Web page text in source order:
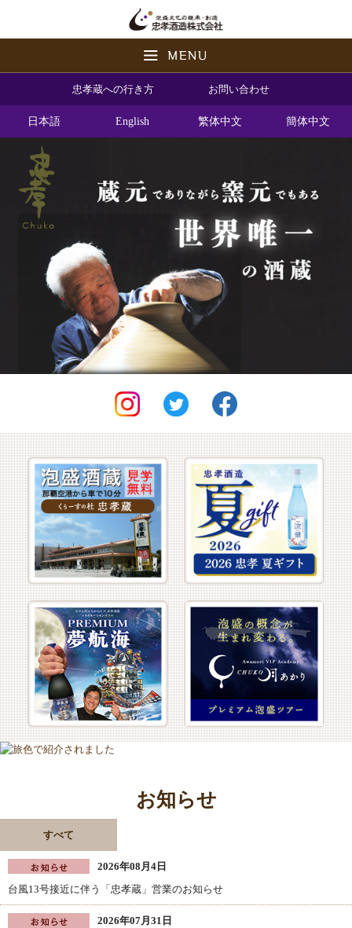
忠孝蔵への行き方 お問い合わせ
日本語 English 繁体中文 簡体中文
お知らせ
すべて
2026年08月4日
台風13号接近に伴う「忠孝蔵」営業のお知らせ
2026年07月31日